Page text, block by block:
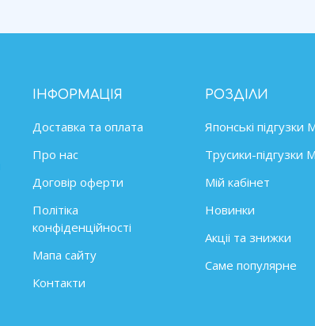
ІНФОРМАЦІЯ
Доставка та оплата
Про нас
Договір оферти
Політіка
конфіденційності
Мапа сайту
Контакти
РОЗДІЛИ
Японські підгузки
Трусики-підгузки
Мій кабінет
Новинки
Акціі та знижки
Саме популярне